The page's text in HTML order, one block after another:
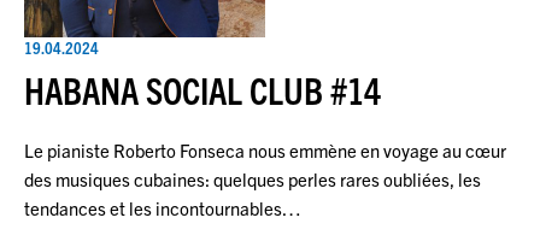
19.04.2024
HABANA SOCIAL CLUB #14
Le pianiste Roberto Fonseca nous emmène en voyage au cœur
des musiques cubaines: quelques perles rares oubliées, les
tendances et les incontournables…